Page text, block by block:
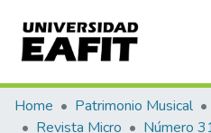
Communities & Collections
Home Patrimonio Musical
Revista Micro